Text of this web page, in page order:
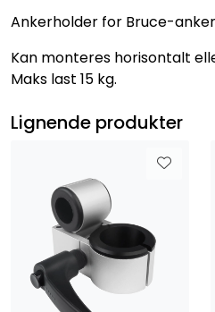
Ankerholder for Bruce-
Kan monteres horisontalt
Maks last 15 kg.
Lignende produkter